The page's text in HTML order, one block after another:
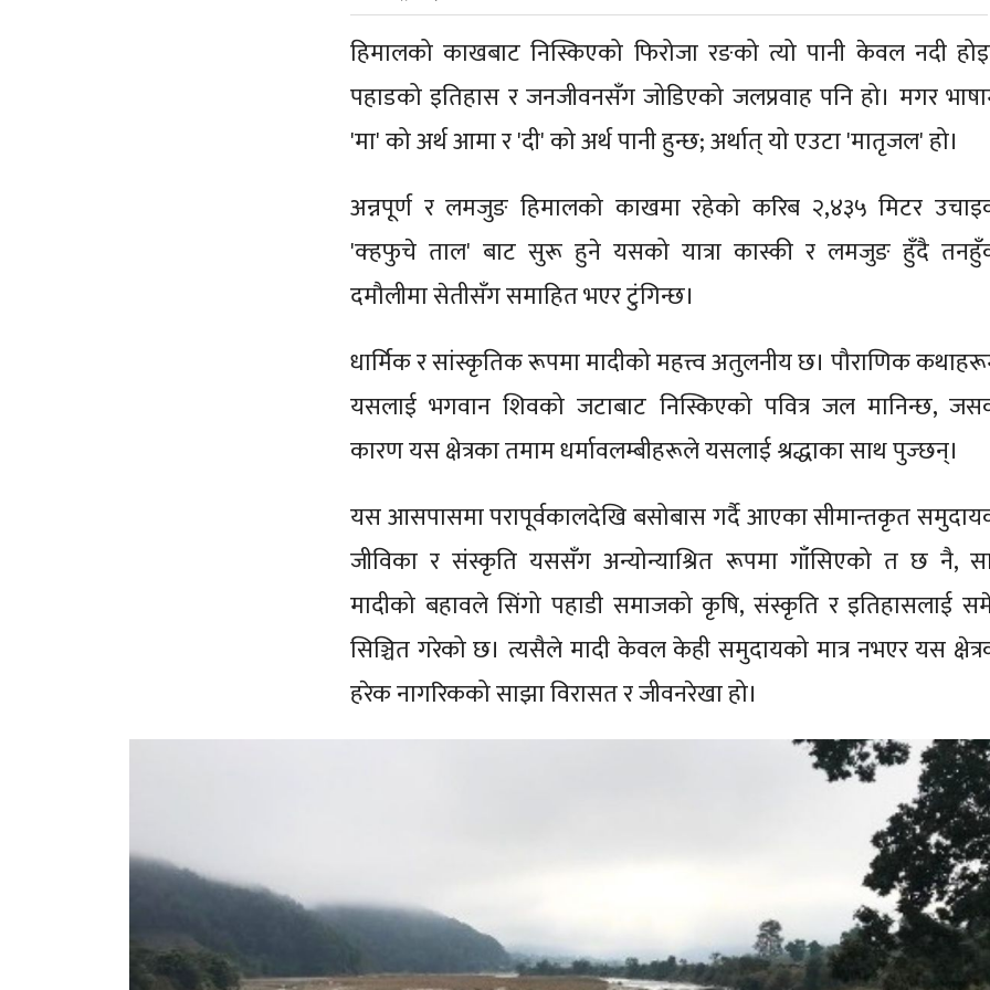
हिमालको काखबाट निस्किएको फिरोजा रङको त्यो पानी केवल नदी
पहाडको इतिहास र जनजीवनसँग जोडिएको जलप्रवाह पनि हो। मगर
'मा' को अर्थ आमा र 'दी' को अर्थ पानी हुन्छ; अर्थात् यो एउटा 'मातृजल' हो।
अन्नपूर्ण र लमजुङ हिमालको काखमा रहेको करिब २,४३५ मिटर
'क्हफुचे ताल' बाट सुरू हुने यसको यात्रा कास्की र लमजुङ हुँदै
दमौलीमा सेतीसँग समाहित भएर टुंगिन्छ।
धार्मिक र सांस्कृतिक रूपमा मादीको महत्त्व अतुलनीय छ। पौराणिक
यसलाई भगवान शिवको जटाबाट निस्किएको पवित्र जल मानिन्छ,
कारण यस क्षेत्रका तमाम धर्मावलम्बीहरूले यसलाई श्रद्धाका साथ पुज्छन्।
यस आसपासमा परापूर्वकालदेखि बसोबास गर्दै आएका सीमान्तकृत
जीविका र संस्कृति यससँग अन्योन्याश्रित रूपमा गाँसिएको त छ नै,
मादीको बहावले सिंगो पहाडी समाजको कृषि, संस्कृति र इतिहासलाई
सिञ्चित गरेको छ। त्यसैले मादी केवल केही समुदायको मात्र नभएर यस
हरेक नागरिकको साझा विरासत र जीवनरेखा हो।